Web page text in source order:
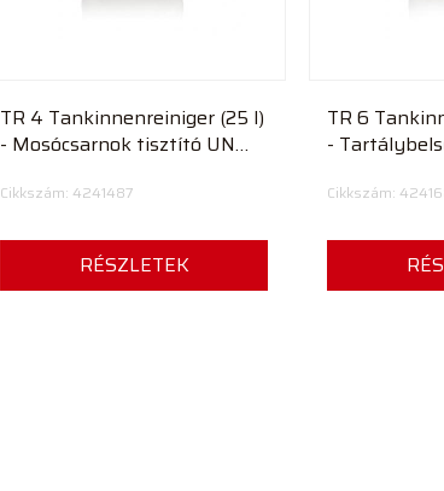
TR 4 Tankinnenreiniger (25 l)
- Mosócsarnok tisztító UN
Cikkszám: 4241487
RÉSZLETEK
TR 6
-
Cikkszám: